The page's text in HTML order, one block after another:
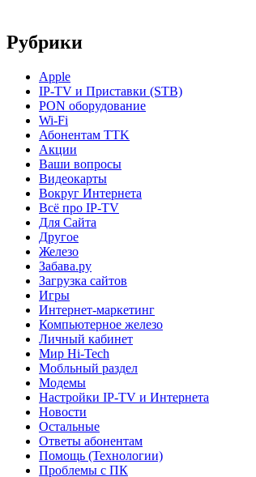
Рубрики
Apple
IP-TV и Приставки (STB)
PON оборудование
Wi-Fi
Абонентам TTK
Акции
Ваши вопросы
Видеокарты
Вокруг Интернета
Всё про IP-TV
Для Сайта
Другое
Железо
Забава.ру
Загрузка сайтов
Игры
Интернет-маркетинг
Компьютерное железо
Личный кабинет
Мир Hi-Tech
Мобльный раздел
Модемы
Настройки IP-TV и Интернета
Новости
Остальные
Ответы абонентам
Помощь (Технологии)
Проблемы с ПК